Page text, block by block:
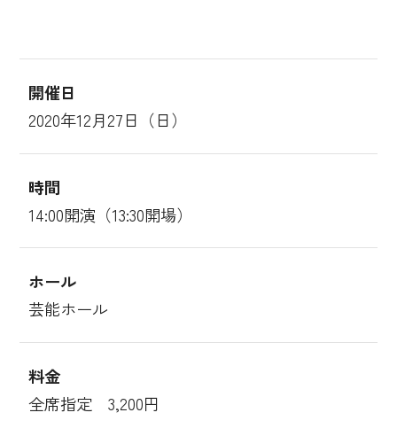
開催日
2020年12月27日（日）
時間
14:00開演（13:30開場）
ホール
芸能ホール
料金
全席指定 3,200円